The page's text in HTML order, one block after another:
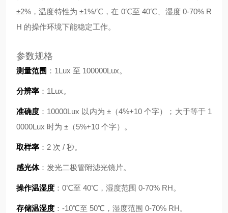
±2%，温度特性为 ±1%/℃，在 0℃至 40℃、湿度 0-70% R
H 的操作环境下能稳定工作。
参数规格
测量范围 ：1Lux 至 100000Lux。
分辨率 ：1Lux。
准确度 ：10000Lux 以内为 ±（4%+10 个字）；大于等于 1
0000Lux 时为 ±（5%+10 个字）。
取样率 ：2 次 / 秒。
感光体：发光二极管附滤光镜片。
操作温湿度 ：0℃至 40℃，湿度范围 0-70% RH。
存储温湿度 ：-10℃至 50℃，湿度范围 0-70% RH。